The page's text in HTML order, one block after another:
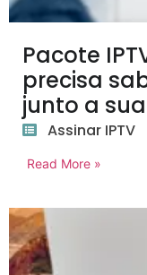
Pacote
precisa
junto a
Assinar IPTV
Read More »